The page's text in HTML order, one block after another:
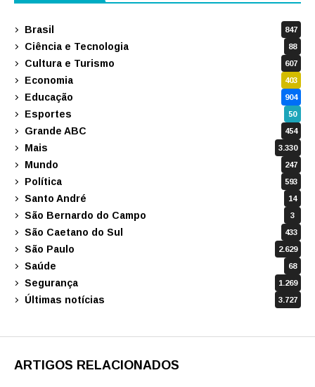
Brasil 847
Ciência e Tecnologia 88
Cultura e Turismo 607
Economia 403
Educação 904
Esportes 50
Grande ABC 454
Mais 3.330
Mundo 247
Política 593
Santo André 14
São Bernardo do Campo 3
São Caetano do Sul 433
São Paulo 2.629
Saúde 68
Segurança 1.269
Últimas notícias 3.727
ARTIGOS RELACIONADOS